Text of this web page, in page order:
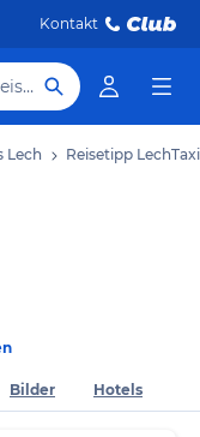
Kontakt
Hotel, Reiseziel
Lech Reisetipp LechTaxi
Bilder Hotels